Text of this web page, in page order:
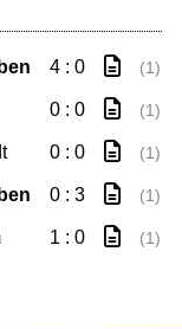
4 : 0 (1)
0 : 0 (1)
0 : 0 (1)
0 : 3 (1)
1 : 0 (1)